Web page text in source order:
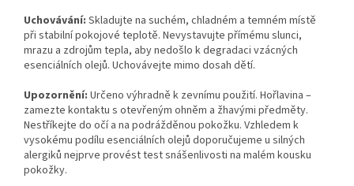
Uchovávání: Skladujte na suchém, chladném a temném místě
při stabilní pokojové teplotě. Nevystavujte přímému slunci,
mrazu a zdrojům tepla, aby nedošlo k degradaci vzácných
esenciálních olejů. Uchovávejte mimo dosah dětí.
Upozornění: Určeno výhradně k zevnímu použití. Hořlavina –
zamezte kontaktu s otevřeným ohněm a žhavými předměty.
Nestříkejte do očí a na podrážděnou pokožku. Vzhledem k
vysokému podílu esenciálních olejů doporučujeme u silných
alergiků nejprve provést test snášenlivosti na malém kousku
pokožky.